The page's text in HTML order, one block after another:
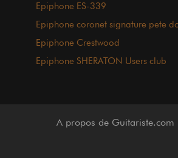
Epiphone ES-339
Epiphone coronet signature pete
Epiphone Crestwood
Epiphone SHERATON Users club
A propos de Guitariste.com